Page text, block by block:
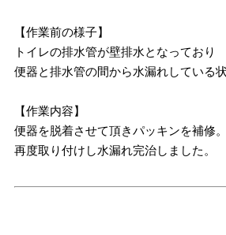
【作業前の様子】
トイレの排水管が壁排水となっており
便器と排水管の間から水漏れしている状
【作業内容】
便器を脱着させて頂きパッキンを補修。
再度取り付けし水漏れ完治しました。